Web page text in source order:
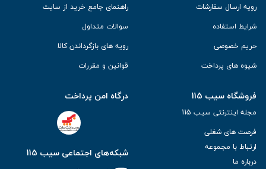
رویه ارسال سفارشات
شرایط استفاده
حریم خصوصی
شیوه های پرداخت
راهنمای جامع خرید از سایت
سوالات متداول
رویه های بازگرداندن کالا
قوانین و مقررات
فروشگاه سیب 115
مجله اینترنتی سیب 115
فرصت های شغلی
ارتباط با مجموعه
درباره ما
درگاه امن پرداخت
شبکه‌های اجتماعی سیب 115